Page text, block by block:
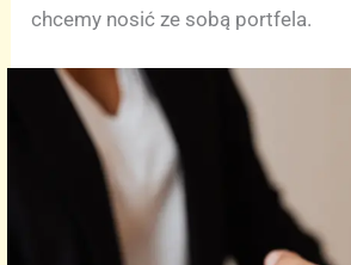
chcemy nosić ze sobą portfela.